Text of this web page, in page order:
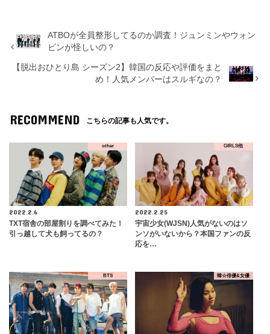
ATBOが全員整形してるのか調査！ジュンミンやウォン
ビンが怪しいの？
【脱出おひとり島 シーズン2】韓国の反応や評価をまと
め！人気メンバーはスルギなの？
RECOMMEND こちらの記事も人気です。
other
2022.2.6
TXT宿舎の部屋割りを調べてみた！
引っ越して犬も飼ってるの？
GIRLS他
2022.2.25
宇宙少女(WJSN)人気がないのはソ
ンソがいないから？本国ファンの反
応を…
BTS 韓☆俳優&女優